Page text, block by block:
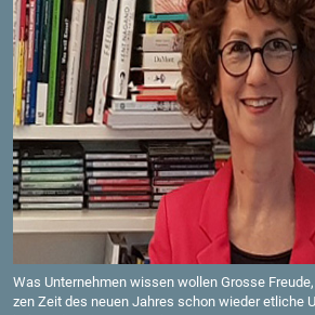
Was Un­ter­neh­men wis­sen wol­len Gros­se
zen Zeit des neuen Jah­res schon wie­der et­li­che